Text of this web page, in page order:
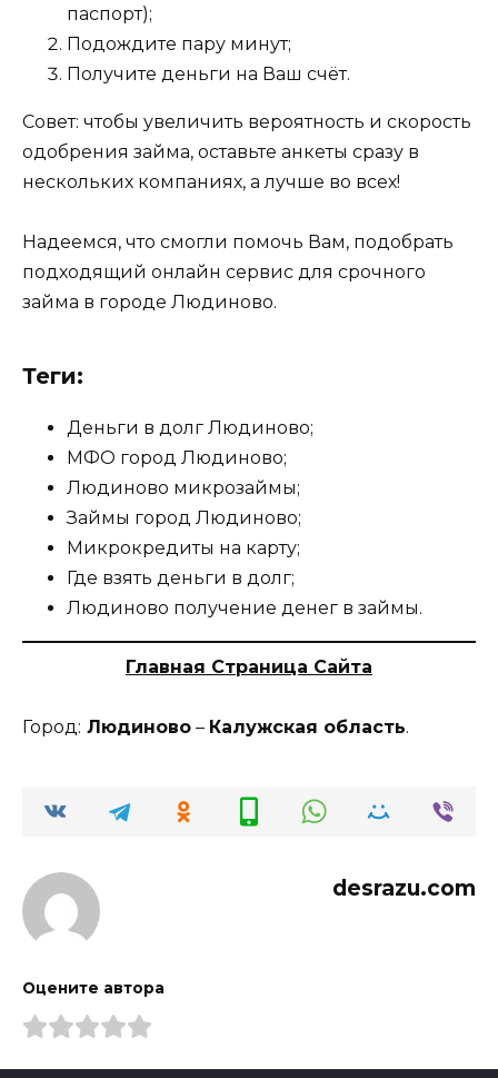
паспорт);
Подождите пару минут;
Получите деньги на Ваш счёт.
Совет: чтобы увеличить вероятность и скорость
одобрения займа, оставьте анкеты сразу в
нескольких компаниях, а лучше во всех!
Надеемся, что смогли помочь Вам, подобрать
подходящий онлайн сервис для срочного
займа в городе Людиново.
Теги:
Деньги в долг Людиново;
МФО город Людиново;
Людиново микрозаймы;
Займы город Людиново;
Микрокредиты на карту;
Где взять деньги в долг;
Людиново получение денег в займы.
Главная Страница Сайта
Город: Людиново – Калужская область.
desrazu.com
Оцените автора